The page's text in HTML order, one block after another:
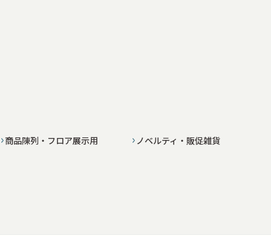
商品陳列・フロア展示用 ノベルティ・販促雑貨